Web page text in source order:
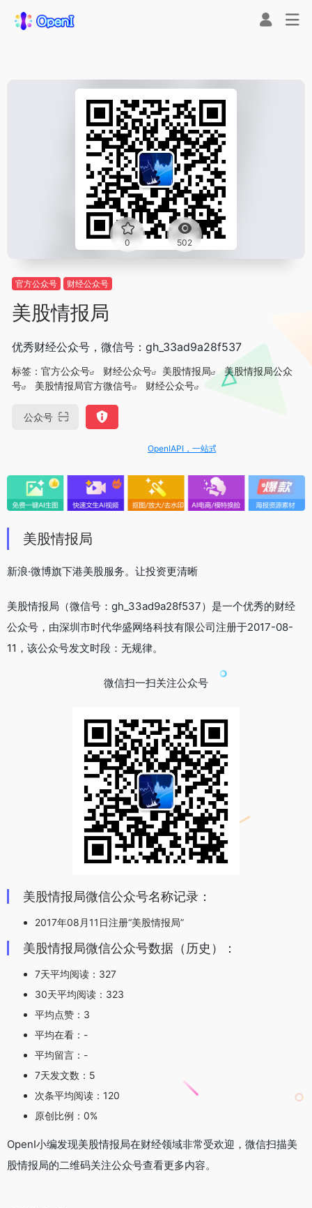
0 502
官方公众号 财经公众号
美股情报局
优秀财经公众号，微信号：gh_33ad9a28f537
标签： 官方公众号 财经公众号 美股情报局
美股情报局公众
号
美股情报局官方微信号 财经公众号
公众号
OpenIAPI，一站式大模型API聚合平台
美股情报局
新浪·微博旗下港美股服务。让投资更清晰
美股情报局（微信号：gh_33ad9a28f537）是一个优秀的财经
公众号，由深圳市时代华盛网络科技有限公司注册于2017-08-
11，该公众号发文时段：无规律。
微信扫一扫关注公众号
美股情报局微信公众号名称记录：
2017年08月11日注册“美股情报局”
美股情报局微信公众号数据（历史）：
7天平均阅读：327
30天平均阅读：323
平均点赞：3
平均在看：-
平均留言：-
7天发文数：5
次条平均阅读：120
原创比例：0%
OpenI小编发现美股情报局在财经领域非常受欢迎，微信扫描美
股情报局的二维码关注公众号查看更多内容。